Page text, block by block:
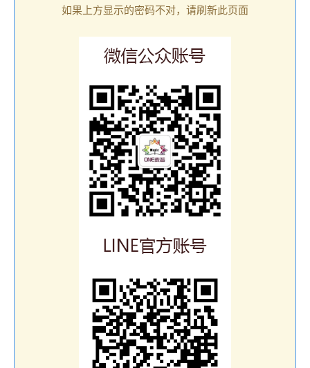
如果上方显示的密码不对，请刷新此页面